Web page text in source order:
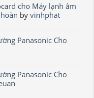
cho Máy lạnh âm
byvinhphat
Panasonic Cho
Panasonic Cho